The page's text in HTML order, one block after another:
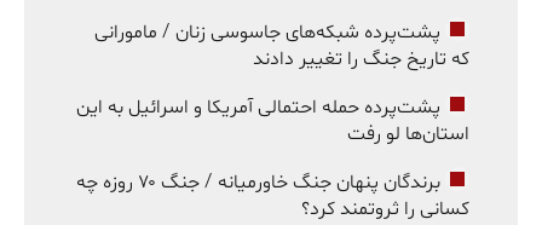
پشت‌پرده شبکه‌های جاسوسی زنان / مامورانی
که تاریخ جنگ را تغییر دادند
پشت‌پرده حمله احتمالی آمریکا و اسرائیل به این
استان‌ها لو رفت
برندگان پنهان جنگ خاورمیانه / جنگ ۷۰ روزه چه
کسانی را ثروتمند کرد؟